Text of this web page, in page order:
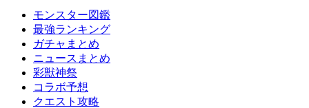
モンスター図鑑
最強ランキング
ガチャまとめ
ニュースまとめ
彩獣神祭
コラボ予想
クエスト攻略